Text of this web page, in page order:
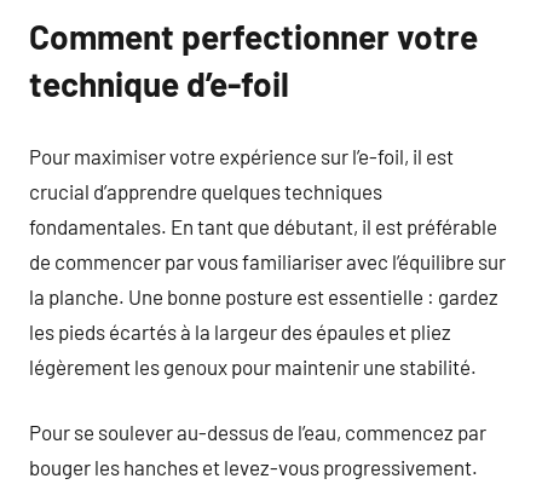
Comment perfectionner votre
technique d’e-foil
Pour maximiser votre expérience sur l’e-foil, il est
crucial d’apprendre quelques techniques
fondamentales. En tant que débutant, il est préférable
de commencer par vous familiariser avec l’équilibre sur
la planche. Une bonne posture est essentielle : gardez
les pieds écartés à la largeur des épaules et pliez
légèrement les genoux pour maintenir une stabilité.
Pour se soulever au-dessus de l’eau, commencez par
bouger les hanches et levez-vous progressivement.